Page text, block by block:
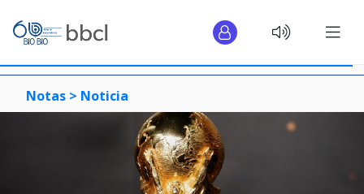
Notas > Noticia